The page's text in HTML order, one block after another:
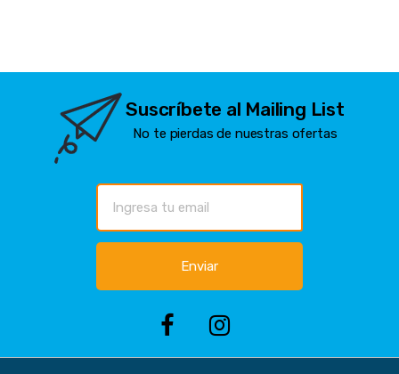
Suscríbete al Mailing List
No te pierdas de nuestras ofertas
Enviar